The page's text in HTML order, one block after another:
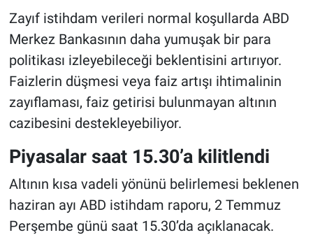
Zayıf istihdam verileri normal koşullarda ABD
Merkez Bankasının daha yumuşak bir para
politikası izleyebileceği beklentisini artırıyor.
Faizlerin düşmesi veya faiz artışı ihtimalinin
zayıflaması, faiz getirisi bulunmayan altının
cazibesini destekleyebiliyor.
Piyasalar saat 15.30’a kilitlendi
Altının kısa vadeli yönünü belirlemesi beklenen
haziran ayı ABD istihdam raporu, 2 Temmuz
Perşembe günü saat 15.30’da açıklanacak.